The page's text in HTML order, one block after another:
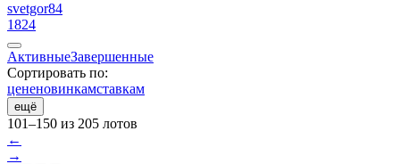
svetgor84
1824
АктивныеЗавершенные
Сортировать по:
цененовинкамставкам
ещё
101–150 из 205 лотов
←
→